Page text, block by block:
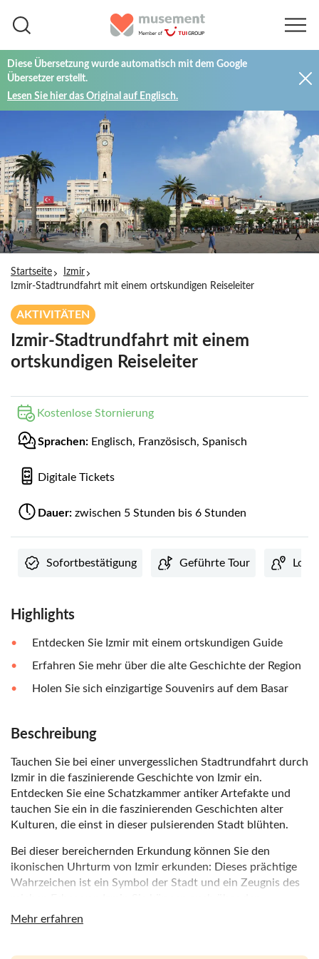
Diese Übersetzung wurde automatisch mit dem Google
Übersetzer erstellt.
Lesen Sie hier das Original auf Englisch.
Startseite
Izmir
Izmir-Stadtrundfahrt mit einem ortskundigen Reiseleiter
AKTIVITÄTEN
Izmir-Stadtrundfahrt mit einem
ortskundigen Reiseleiter
Kostenlose Stornierung
Sprachen: Englisch, Französisch, Spanisch
Digitale Tickets
Dauer: zwischen 5 Stunden bis 6 Stunden
Sofortbestätigung Geführte Tour
Highlights
Entdecken Sie Izmir mit einem ortskundigen Guide
Erfahren Sie mehr über die alte Geschichte der Region
Holen Sie sich einzigartige Souvenirs auf dem Basar
Beschreibung
Tauchen Sie bei einer unvergesslichen Stadtrundfahrt durch
Izmir in die faszinierende Geschichte von Izmir ein.
Entdecken Sie eine Schatzkammer antiker Artefakte und
tauchen Sie ein in die faszinierenden Geschichten alter
Kulturen, die einst in dieser pulsierenden Stadt blühten.
Bei dieser bereichernden Erkundung können Sie den
ikonischen Uhrturm von Izmir erkunden: Dieses prächtige
Wahrzeichen ist ein Symbol der Stadt und ein Zeugnis des
geschäftigen Konak-Platz schlendern und in die lebhafte
Mehr erfahren